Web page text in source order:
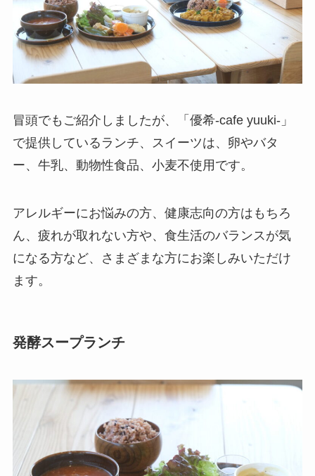
冒頭でもご紹介しましたが、「優希-cafe yuuki-」
で提供しているランチ、スイーツは、卵やバタ
ー、牛乳、動物性食品、小麦不使用です。
アレルギーにお悩みの方、健康志向の方はもちろ
ん、疲れが取れない方や、食生活のバランスが気
になる方など、さまざまな方にお楽しみいただけ
ます。
発酵スープランチ